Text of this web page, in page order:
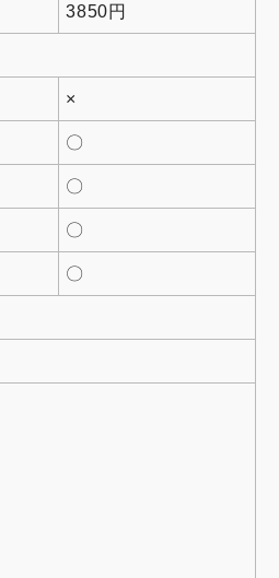
3850円
×
〇
〇
〇
〇